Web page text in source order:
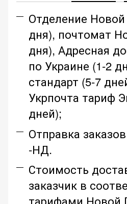
Отделение
дня), почтомат
дня), Адресная
по Украине (1-2
стандарт (5-7
Укрпочта тариф
дней);
Отправка
-НД.
Стоимость
заказчик в
тарифами Новой